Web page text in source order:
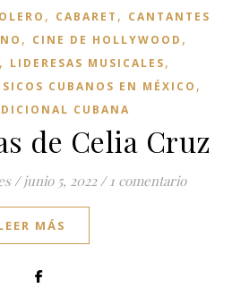
, CABARET , CANTANTES
, CINE DE HOLLYWOOD ,
, LIDERESAS MUSICALES,
CUBANOS EN MÉXICO ,
CUBANA
de Celia Cruz
/ junio 5, 2022 / 1 comentario
MÁS